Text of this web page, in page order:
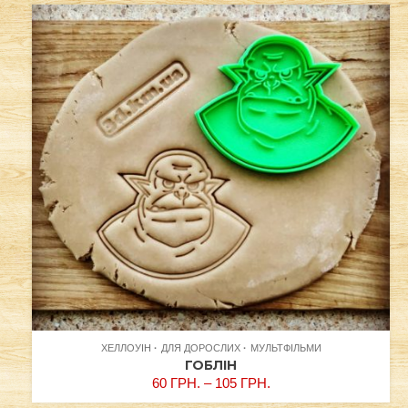
ХЕЛЛОУІН ДЛЯ ДОРОСЛИХ МУЛЬТФІЛЬМИ
ГОБЛІН
60 ГРН. – 105 ГРН.